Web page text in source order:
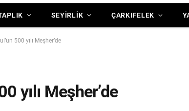
SEYİRLİK ÇARKIFELEK
500 yılı Meşher’de
yılı Meşher’de